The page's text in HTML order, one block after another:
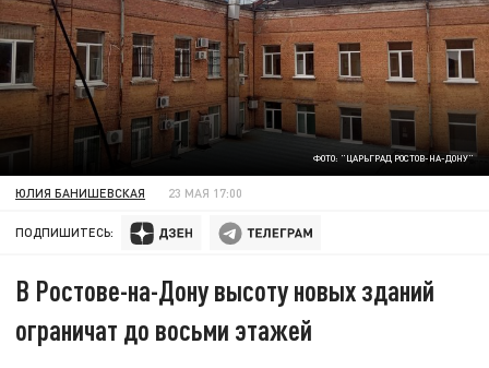
ФОТО: "ЦАРЬГРАД РОСТОВ-НА-ДОНУ"
ЮЛИЯ БАНИШЕВСКАЯ 23 МАЯ 17:00
ПОДПИШИТЕСЬ:
В Ростове-на-Дону высоту новых зданий
ограничат до восьми этажей